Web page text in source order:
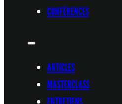
CONFÉRENCES
ARTICLES
MASTERCLASS